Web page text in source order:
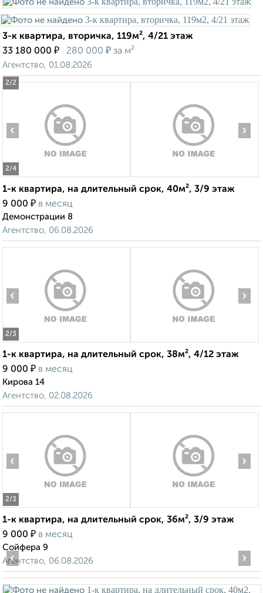
2/2
3-к квартира, вторичка, 119м², 4/21 этаж
33 180 000 ₽ 280 000 ₽ за м²
Агентство, 01.08.2026
2/4
‹ ›
1-к квартира, на длительный срок, 40м², 3/9 этаж
9 000 ₽ в месяц
Демонстрации 8
Агентство, 06.08.2026
2/3
‹ ›
1-к квартира, на длительный срок, 38м², 4/12 этаж
9 000 ₽ в месяц
Кирова 14
Агентство, 02.08.2026
2/3
‹ ›
1-к квартира, на длительный срок, 36м², 3/9 этаж
9 000 ₽ в месяц
Сойфера 9
Агентство, 06.08.2026
‹ ›